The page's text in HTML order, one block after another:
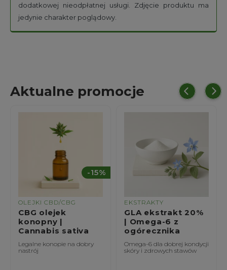
dodatkowej nieodpłatnej usługi. Zdjęcie produktu ma
jedynie charakter poglądowy.
Aktualne promocje
OLEJKI CBD/CBG
CBG olejek
konopny |
Cannabis sativa
Legalne konopie na dobry
nastrój
-15%
EKSTRAKTY
GLA ekstrakt 20%
| Omega-6 z
ogórecznika
Omega-6 dla dobrej kondycji
skóry i zdrowych stawów